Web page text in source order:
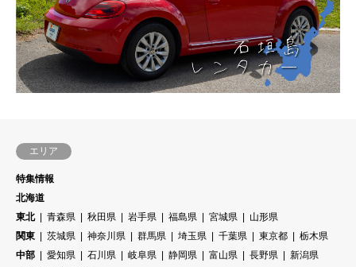
エリア
特集情報
北海道
東北
青森県 秋田県 岩手県 福島県 宮城県
山形県
関東
茨城県 神奈川県 群馬県 埼玉県 千葉県 東京都
栃木県
中部
愛知県 石川県 岐阜県 静岡県 富山県 長野県
新潟県